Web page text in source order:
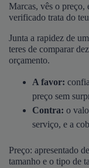
Marcas, vês o preço,
verificado trata do
Junta a rapidez de
teres de comparar
orçamento.
A favor:
preço sem
Contra: o
serviço, e a
Preço: apresentado
tamanho e o tipo de